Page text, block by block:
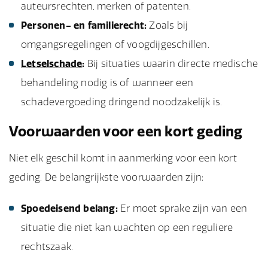
auteursrechten, merken of patenten.
Personen- en familierecht: Zoals bij
omgangsregelingen of voogdijgeschillen.
Letselschade: Bij situaties waarin directe medische
behandeling nodig is of wanneer een
schadevergoeding dringend noodzakelijk is.
Voorwaarden voor een kort geding
Niet elk geschil komt in aanmerking voor een kort
geding. De belangrijkste voorwaarden zijn:
Spoedeisend belang:Er moet sprake zijn van een
situatie die niet kan wachten op een reguliere
rechtszaak.